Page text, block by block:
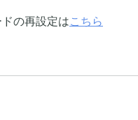
の再設定はこちら